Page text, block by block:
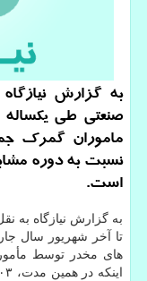
ماموران گمرك
است.
به گزارش نیازگاه به
های مخدر توسط